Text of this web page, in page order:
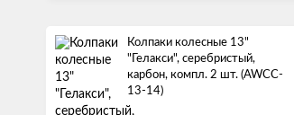
Колпаки колесные 13"
"Гелакси", серебристый,
карбон, компл. 2 шт. (AWCC-
13-14)